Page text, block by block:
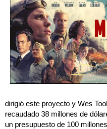
dirigió este proyecto y Wes
recaudado 38 millones de
un presupuesto de 100